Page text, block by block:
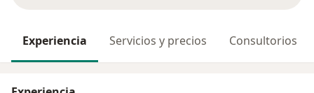
Experiencia Servicios y precios Consultorios